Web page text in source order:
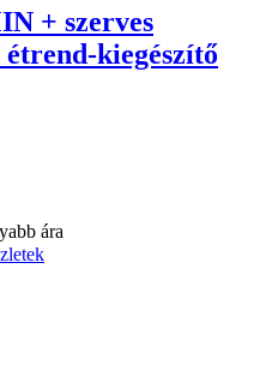
+ szerves
kiegészítő
ára